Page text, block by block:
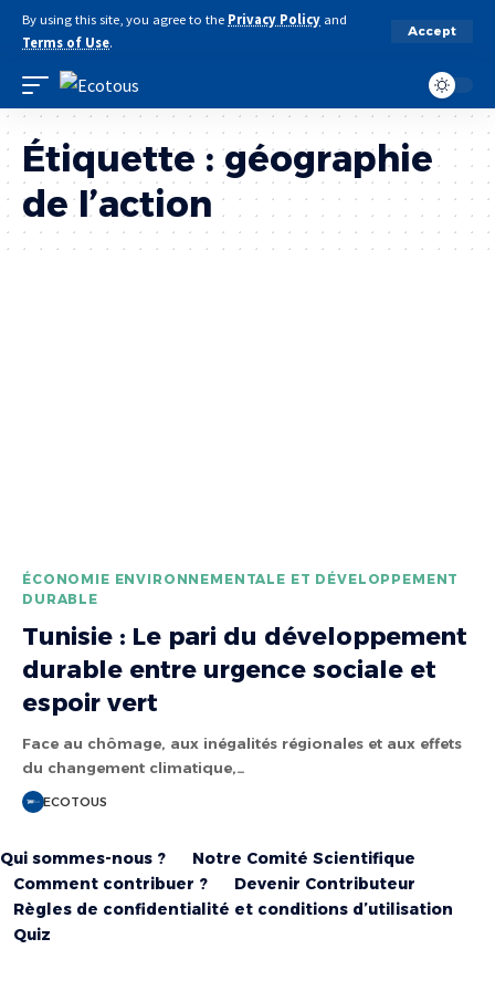
By using this site, you agree to the Privacy Policy and
Terms of Use.
Accept
Étiquette :géographie
de l’action
ÉCONOMIE ENVIRONNEMENTALE ET DÉVELOPPEMENT
DURABLE
Tunisie : Le pari du développement
durable entre urgence sociale et
espoir vert
Face au chômage, aux inégalités régionales et aux effets
du changement climatique,…
ECOTOUS
Qui sommes-nous ?
Notre Comité Scientifique
Comment contribuer ?
Devenir Contributeur
Règles de confidentialité et conditions d’utilisation
Quiz